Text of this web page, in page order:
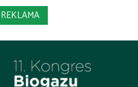
REKLAMA